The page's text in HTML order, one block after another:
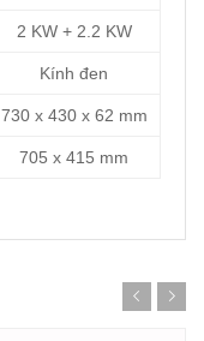
2 KW + 2.2 KW
Kính đen
730 x 430 x 62 mm
705 x 415 mm